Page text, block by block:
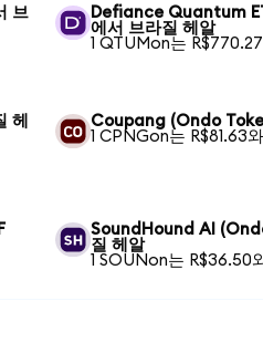
브
Defiance Quantum
에서 브라질 헤알
1 QTUMon는
헤
Coupang (Ondo
1 CPNGon는 R$81.63
SoundHound AI
질 헤알
1 SOUNon는 R$36.50